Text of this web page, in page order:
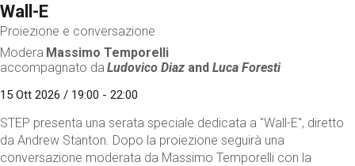
Wall-E
Proiezione e conversazione
Modera Massimo Temporelli
accompagnato da Ludovico Diaz andLuca Foresti
15 Ott 2026 / 19:00 - 22:00
STEP presenta una serata speciale dedicata a "Wall-E", diretto
da Andrew Stanton. Dopo la proiezione seguirà una
conversazione moderata da Massimo Temporelli con la